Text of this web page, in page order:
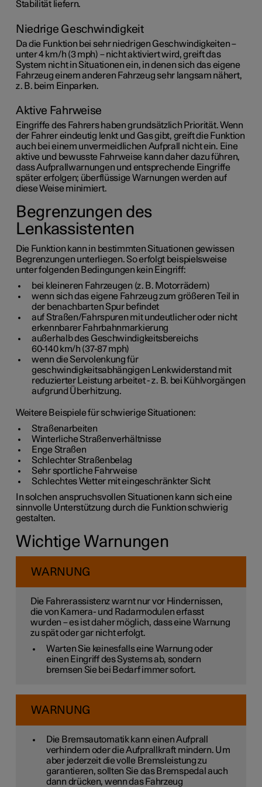
Stabilität liefern.
Niedrige Geschwindigkeit
Da die Funktion bei sehr niedrigen Geschwindigkeiten –
unter 4 km/h (3 mph) – nicht aktiviert wird, greift das
System nicht in Situationen ein, in denen sich das eigene
Fahrzeug einem anderen Fahrzeug sehr langsam nähert,
z. B. beim Einparken.
Aktive Fahrweise
Eingriffe des Fahrers haben grundsätzlich Priorität. Wenn
der Fahrer eindeutig lenkt und Gas gibt, greift die Funktion
auch bei einem unvermeidlichen Aufprall nicht ein. Eine
aktive und bewusste Fahrweise kann daher dazu führen,
dass Aufprallwarnungen und entsprechende Eingriffe
später erfolgen; überflüssige Warnungen werden auf
diese Weise minimiert.
Begrenzungen des
Lenkassistenten
Die Funktion kann in bestimmten Situationen gewissen
Begrenzungen unterliegen. So erfolgt beispielsweise
unter folgenden Bedingungen kein Eingriff:
bei kleineren Fahrzeugen (z. B. Motorrädern)
wenn sich das eigene Fahrzeug zum größeren Teil in
der benachbarten Spur befindet
auf Straßen/Fahrspuren mit undeutlicher oder nicht
erkennbarer Fahrbahnmarkierung
außerhalb des Geschwindigkeitsbereichs
60-140 km/h (37-87 mph)
wenn die Servolenkung für
geschwindigkeitsabhängigen Lenkwiderstand mit
reduzierter Leistung arbeitet - z. B. bei Kühlvorgängen
aufgrund Überhitzung.
Weitere Beispiele für schwierige Situationen:
Straßenarbeiten
Winterliche Straßenverhältnisse
Enge Straßen
Schlechter Straßenbelag
Sehr sportliche Fahrweise
Schlechtes Wetter mit eingeschränkter Sicht
In solchen anspruchsvollen Situationen kann sich eine
sinnvolle Unterstützung durch die Funktion schwierig
gestalten.
Wichtige Warnungen
WARNUNG
Die Fahrerassistenz warnt nur vor Hindernissen,
die von Kamera- und Radarmodulen erfasst
wurden – es ist daher möglich, dass eine Warnung
zu spät oder gar nicht erfolgt.
Warten Sie keinesfalls eine Warnung oder
einen Eingriff des Systems ab, sondern
bremsen Sie bei Bedarf immer sofort.
WARNUNG
Die Bremsautomatik kann einen Aufprall
verhindern oder die Aufprallkraft mindern. Um
aber jederzeit die volle Bremsleistung zu
garantieren, sollten Sie das Bremspedal auch
dann drücken, wenn das Fahrzeug